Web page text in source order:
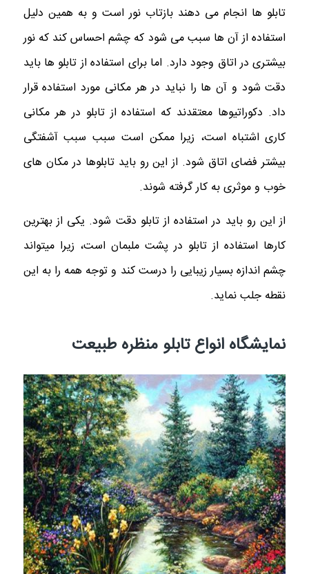
تابلو ها انجام می دهند بازتاب نور است و به همین دلیل
استفاده از آن ها سبب می شود که چشم احساس کند که نور
بیشتری در اتاق وجود دارد. اما برای استفاده از تابلو ها باید
دقت شود و آن ها را نباید در هر مکانی مورد استفاده قرار
داد. دکوراتیوها معتقدند که استفاده از تابلو در هر مکانی
کاری اشتباه است، زیرا ممکن است سبب سبب آشفتگی
بیشتر فضای اتاق شود. از این رو باید تابلوها در مکان های
خوب و موثری به کار گرفته شوند.
از این رو باید در استفاده از تابلو دقت شود. یکی از بهترین
کارها استفاده از تابلو در پشت ملبمان است، زیرا میتواند
چشم اندازه بسیار زیبایی را درست کند و توجه همه را به این
نقطه جلب نماید.
نمایشگاه انواع تابلو منظره طبیعت